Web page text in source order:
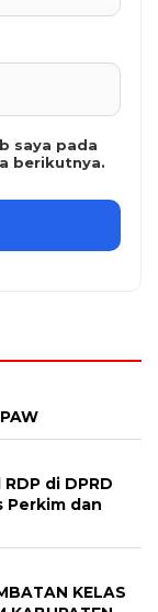
saya pada
berikutnya.
di DPRD
Perkim dan
KELAS